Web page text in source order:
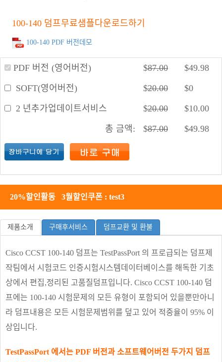
100-140 덤프무료샘플다운로드하기
100-140 PDF 버전데모
PDF 버전 (영어버전) $87.00 $49.98
SOFT(영어버전) $20.00 $0
2 년추가업데이트서비스 $20.00 $10.00
총 금액: $87.00 $49.98
20%할인활동 3월할인쿠폰 : test3
제품소개 구매후서비스 덤프교환 및 환불
Cisco CCST 100-140 덤프는 TestPassPort 의 프로급되는 덤프제
작팀에서 시험코드 인증시험시스템데이터베이스를 해독한 기초
상에서 편집,정리된 고품질덤프입니다. Cisco CCST 100-140 덤
프에는 100-140 시험문제의 모든 유형이 포함되어 있을뿐만아니
라 덤프내용은 모든 시험문제범위를 덮고 있어 적중율이 95% 이
상입니다.
TestPassPort 에서는 PDF 버전과 소프트웨어버전 두가지 덤프